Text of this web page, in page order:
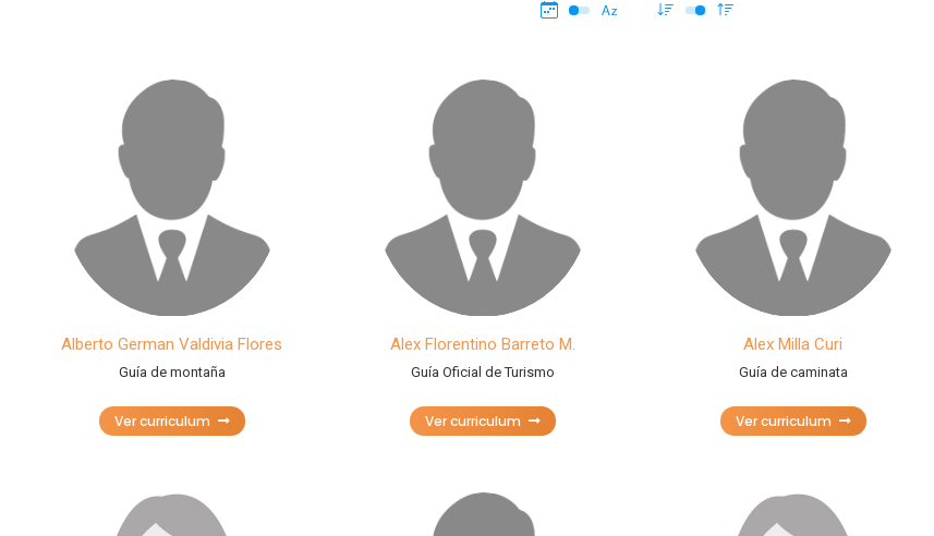
Alberto German Valdivia Flores
Guía de montaña
Ver curriculum
Alex Florentino Barreto M.
Guía Oficial de Turismo
Ver curriculum
Alex Milla Curi
Guía de caminata
Ver curriculum